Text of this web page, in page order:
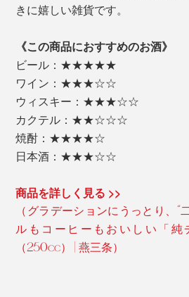
きに嬉しい雑貨です。
《この商品におすすめのお酒》
ビール：★★★★★
ワイン：★★★☆☆
ウィスキー：★★★☆☆
カクテル：★★☆☆☆
焼酎：★★★★☆
日本酒：★★★☆☆
商品を詳しく見る >>
（グラデーションにうっとり、“
ルもコーヒーもおいしい「純
（250cc） | 燕三条）